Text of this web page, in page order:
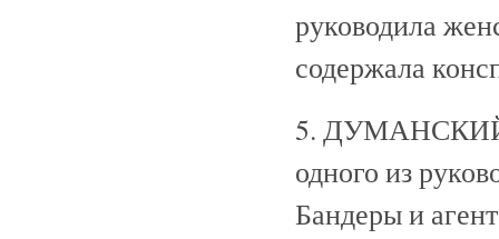
руководила
содержала
5. ДУМАНСКИЙ
одного из
Бандеры и